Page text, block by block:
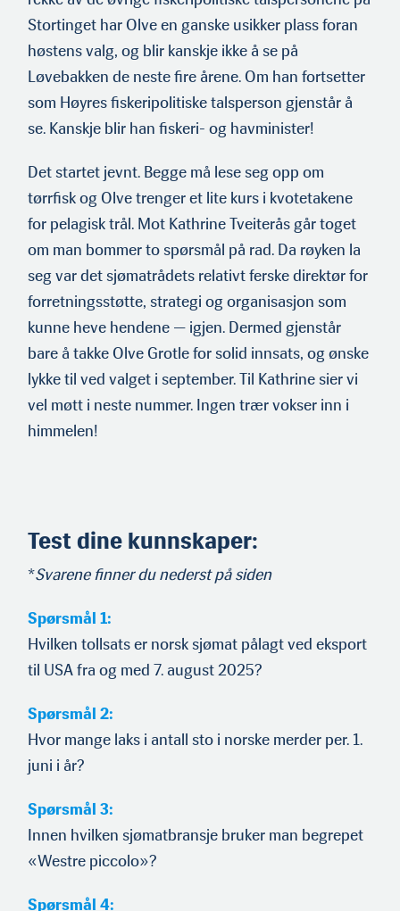
Stortinget har Olve en ganske usikker plass foran
høstens valg, og blir kanskje ikke å se på
Løvebakken de neste fire årene. Om han fortsetter
som Høyres fiskeripolitiske talsperson gjenstår å
se. Kanskje blir han fiskeri- og havminister!
Det startet jevnt. Begge må lese seg opp om
tørrfisk og Olve trenger et lite kurs i kvotetakene
for pelagisk trål. Mot Kathrine Tveiterås går toget
om man bommer to spørsmål på rad. Da røyken la
seg var det sjømatrådets relativt ferske direktør for
forretningsstøtte, strategi og organisasjon som
kunne heve hendene — igjen. Dermed gjenstår
bare å takke Olve Grotle for solid innsats, og ønske
lykke til ved valget i september. Til Kathrine sier vi
vel møtt i neste nummer. Ingen trær vokser inn i
himmelen!
Test dine kunnskaper:
*Svarene finner du nederst på siden
Spørsmål 1:
Hvilken tollsats er norsk sjømat pålagt ved eksport
til USA fra og med 7. august 2025?
Spørsmål 2:
Hvor mange laks i antall sto i norske merder per. 1.
juni i år?
Spørsmål 3:
Innen hvilken sjømatbransje bruker man begrepet
«Westre piccolo»?
Spørsmål 4: